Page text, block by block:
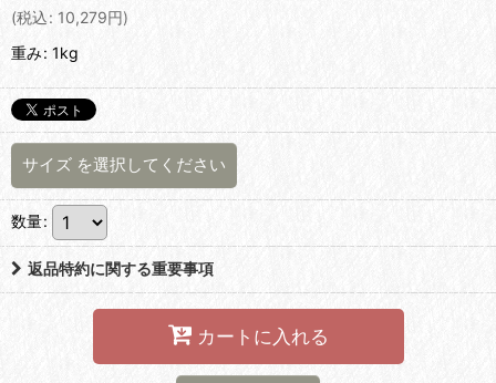
(税込: 10,279円)
重み: 1kg
サイズ を選択してください
数量:
返品特約に関する重要事項
カートに入れる